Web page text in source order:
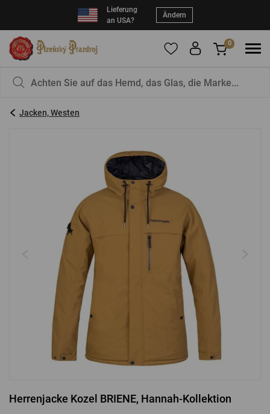
Lieferung
an USA?
Ändern
registrieren Sie sich
EINLOGGEN
Vergessenes Passwort Neue Registrierung
ANMELDUNG ÜBER FACEBOOK
ANMELDUNG ÜBER GOOGLE
0
schade?
Jacken, Westen
Herrenjacke Kozel BRIENE, Hannah-Kollektion